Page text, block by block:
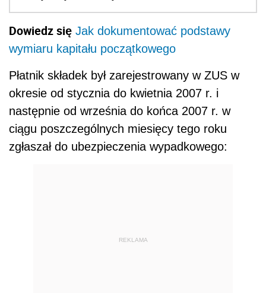
Dowiedz się Jak dokumentować podstawy
wymiaru kapitału początkowego
Płatnik składek był zarejestrowany w ZUS w
okresie od stycznia do kwietnia 2007 r. i
następnie od września do końca 2007 r. w
ciągu poszczególnych miesięcy tego roku
zgłaszał do ubezpieczenia wypadkowego:
REKLAMA